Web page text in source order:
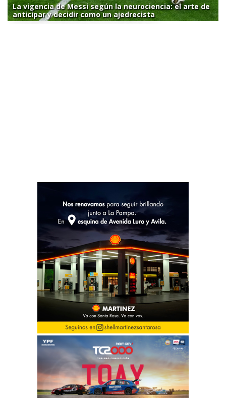
La vigencia de Messi según la neurociencia: el arte de
anticipar y decidir como un ajedrecista